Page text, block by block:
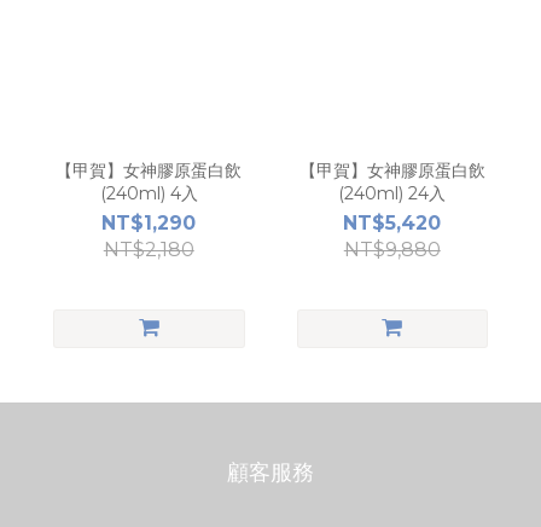
【甲賀】女神膠原蛋白飲
(240ml) 4入
NT$1,290
NT$2,180
【甲賀】女神膠原蛋白飲
(240ml) 24入
NT$5,420
NT$9,880
顧客服務